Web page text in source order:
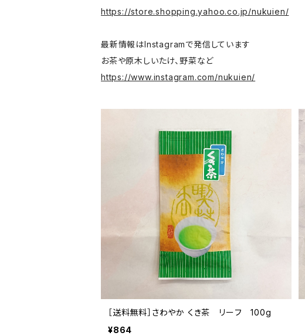
https://store.shopping.yahoo.co.jp/nukuien/
最新情報はInstagramで発信しています
お茶や原木しいたけ、野菜など
https://www.instagram.com/nukuien/
［送料無料］さわやか くき茶 リーフ 100g
¥864